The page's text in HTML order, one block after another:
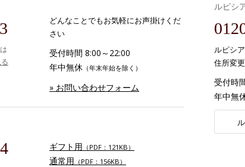
どんなことでもお気軽にお声掛けくだ
さい
受付時間 8:00～22:00
年中無休 （年末年始を除く）
» お問い合わせフォーム
ギフト用 （PDF：121KB）
通常用 （PDF：156KB）
ルピシ
ルピシ
住所変
受付時
年中無